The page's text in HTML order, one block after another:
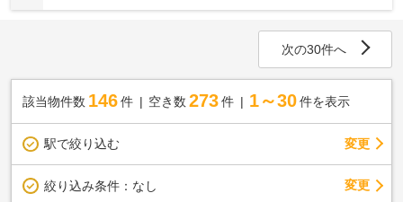
次の30件へ
該当物件数 146件 空き数 273 件 1～30 件を表示
駅で絞り込む 変更
絞り込み条件： なし 変更